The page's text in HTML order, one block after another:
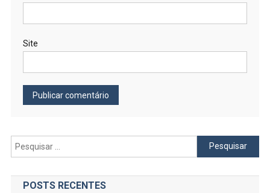
Site
Pesquisar
por:
POSTS RECENTES